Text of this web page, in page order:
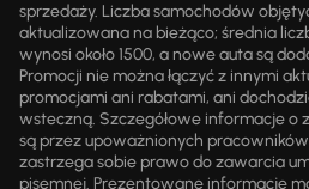
sprzedaży. Liczba samochodów
aktualizowana na bieżąco; średnia
wynosi około 1500, a nowe auta są
Promocji nie można łączyć z innymi
promocjami ani rabatami, ani
wsteczną. Szczegółowe informacje o
są przez upoważnionych
zastrzega sobie prawo do zawarcia
pisemnej. Prezentowane informacje